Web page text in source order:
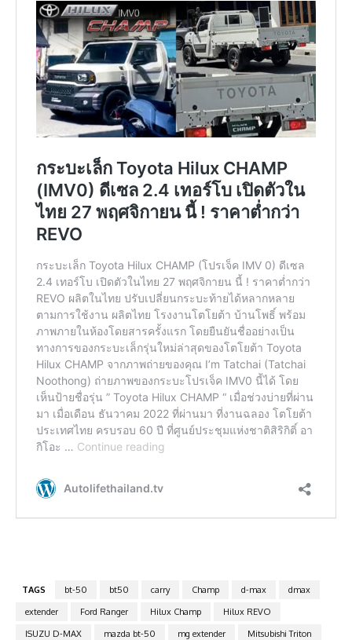
TAGS bt-50 bt50 carry Champ d-max
dmax
extender
Ford Ranger Hilux Champ
Hilux REVO
ISUZU D-MAX
mazda bt-50 mg extender Mitsubishi Triton